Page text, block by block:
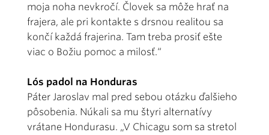
moja noha nevkročí. Človek sa môže hrať na
frajera, ale pri kontakte s drsnou realitou sa
končí každá frajerina. Tam treba prosiť ešte
viac o Božiu pomoc a milosť.“
Lós padol na Honduras
Páter Jaroslav mal pred sebou otázku ďalšieho
pôsobenia. Núkali sa mu štyri alternatívy
vrátane Hondurasu. „V Chicagu som sa stretol